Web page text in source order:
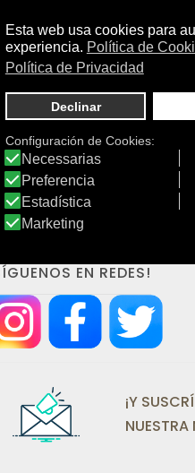
y flavonoides, obtenidos
Para la Serenoa, útil
un extracto exclusivo
en polifenoles. El Té verde
semillas de Uva es útil para
rojo americano.
EN REDES!
¡Y
NUESTRA